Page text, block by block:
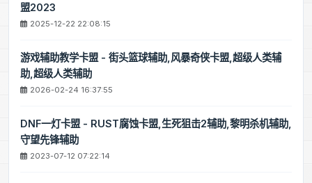
盟2023
2025-12-22 22:08:15
游戏辅助教学卡盟 - 街头篮球辅助,风暴奇侠卡盟,超级人类辅
助,超级人类辅助
2026-02-24 16:37:55
DNF一灯卡盟 - RUST腐蚀卡盟,生死狙击2辅助,黎明杀机辅助,
守望先锋辅助
2023-07-12 07:22:14